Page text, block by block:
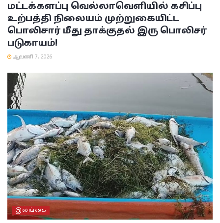
மட்டக்களப்பு வெல்லாவெளியில் கசிப்பு
உற்பத்தி நிலையம் முற்றுகையிட்ட
பொலிசார் மீது தாக்குதல் இரு பொலிசர்
படுகாயம்!
ஆவணி 7, 2026
இலங்கை